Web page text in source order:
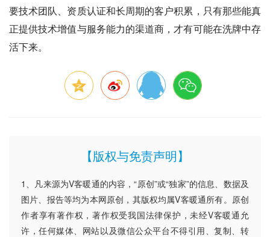
要技术团队、资质认证和长周期的客户积累，只有那些能真
正提供技术增值与服务能力的渠道商，才有可能在洗牌中存
活下来。
【版权与免责声明】
1、凡来源为V客暖通的内容，“原创”或“独家”的信息、数据及
图片、报告等均为本网原创，其版权均属V客暖通所有。原创
作者享有著作权，著作权受我国法律保护，未经V客暖通允
许，任何媒体、网站以及微信公众平台不得引用、复制、转